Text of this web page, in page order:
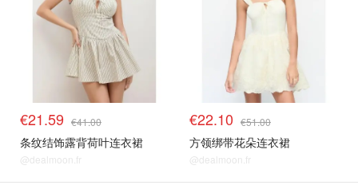
€21.59 €41.00
条纹结饰露背荷叶连衣裙
@dealmoon.fr
€22.10 €51.00
方领绑带花朵连衣裙
@dealmoon.fr